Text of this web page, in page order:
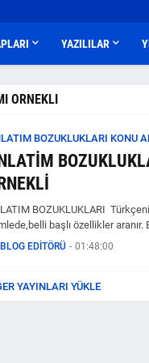
YAZILILAR
ORNEKLI
BOZUKLUKLARI KONU
BOZUKLUKLARI
başlı özellikler
BLOG EDİTÖRÜ - 01:48:00
YAYINLARI YÜKLE